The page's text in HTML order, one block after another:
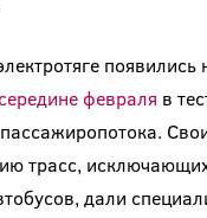
появились
февраля в
трасс,
дали